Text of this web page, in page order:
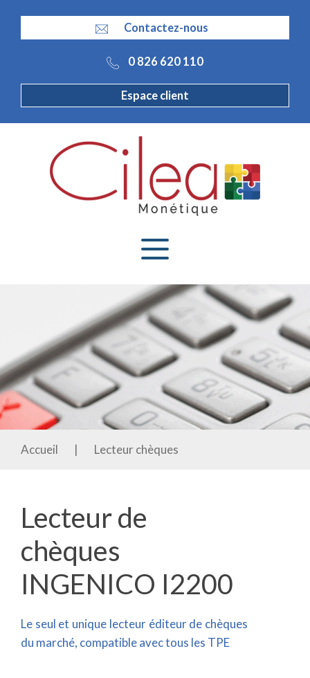
Contactez-nous
0 826 620 110
Espace client
Accueil | Lecteur chèques
Lecteur de
chèques
INGENICO I2200
Le seul et unique lecteur éditeur de chèques
du marché, compatible avec tous les TPE